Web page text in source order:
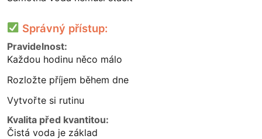
Správný přístup:
Pravidelnost:
Každou hodinu něco málo
Rozložte příjem během dne
Vytvořte si rutinu
Kvalita před kvantitou:
Čistá voda je základ